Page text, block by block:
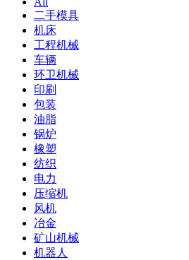
二手模具
机床
工程机械
车辆
环卫机械
印刷
包装
油脂
锅炉
橡塑
纺织
电力
压缩机
风机
冶金
矿山机械
机器人